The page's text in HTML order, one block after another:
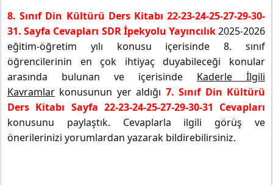
8. Sınıf Din Kültürü Ders Kitabı 22-23-24-25-27-29-30-
31. Sayfa Cevapları SDR İpekyolu Yayıncılık2025-2026
eğitim-öğretim yılı konusu içerisinde 8. sınıf
öğrencilerinin en çok ihtiyaç duyabileceği konular
arasında bulunan ve içerisinde Kaderle İlgili
Kavramlar konusunun yer aldığı 7. Sınıf Din Kültürü
Ders Kitabı Sayfa 22-23-24-25-27-29-30-31 Cevapları
konusunu paylaştık. Cevaplarla ilgili görüş ve
önerilerinizi yorumlardan yazarak bildirebilirsiniz.